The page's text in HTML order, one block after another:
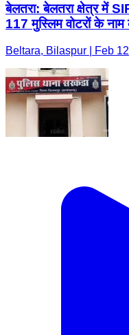
बेलतरा: बेलतरा क्षेत्र में
117 मुस्लिम वोटरों के नाम
Beltara, Bilaspur | Feb